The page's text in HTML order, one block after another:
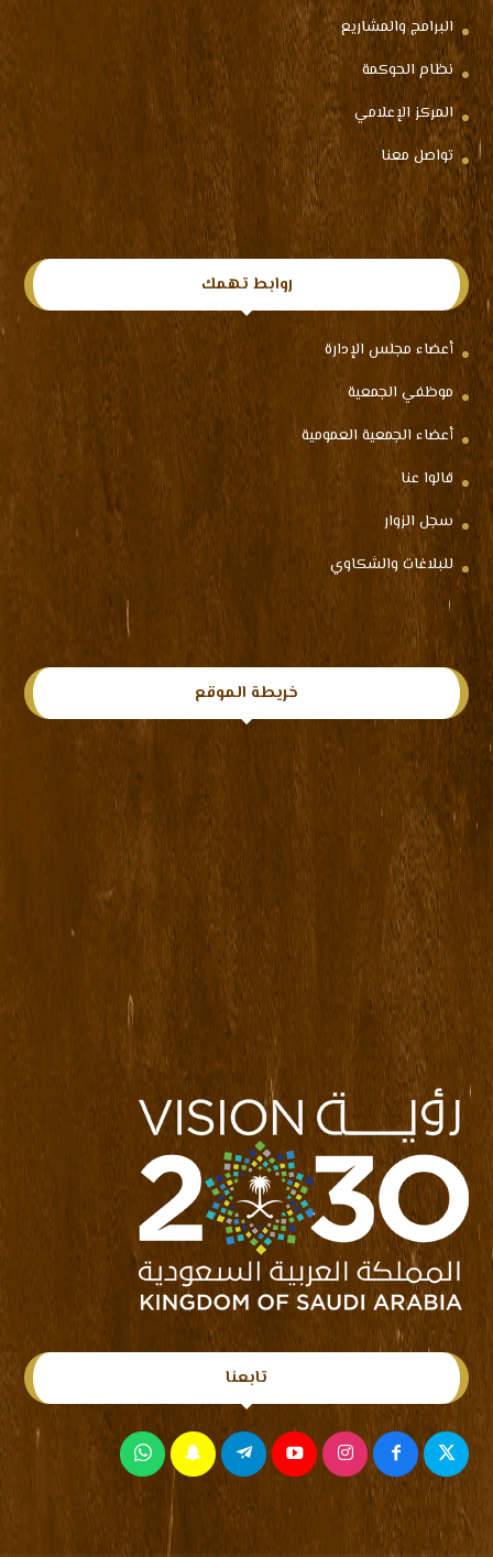
البرامج والمشاريع
نظام الحوكمة
المركز الإعلامي
تواصل معنا
روابط تهمك
أعضاء مجلس الإدارة
موظفي الجمعية
أعضاء الجمعية العمومية
قالوا عنا
سجل الزوار
للبلاغات والشكاوي
خريطة الموقع
تابعنا